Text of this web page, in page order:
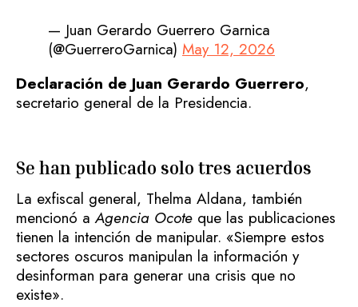
— Juan Gerardo Guerrero Garnica
(@GuerreroGarnica) May 12, 2026
Declaración de Juan Gerardo Guerrero,
secretario general de la Presidencia.
Se han publicado solo tres acuerdos
La exfiscal general, Thelma Aldana, también
mencionó aAgencia Ocote que las publicaciones
tienen la intención de manipular. «Siempre estos
sectores oscuros manipulan la información y
desinforman para generar una crisis que no
existe».